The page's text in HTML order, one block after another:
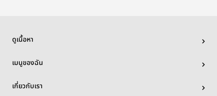
ดูเนื้อหา
เมนูของฉัน
เกี่ยวกับเรา